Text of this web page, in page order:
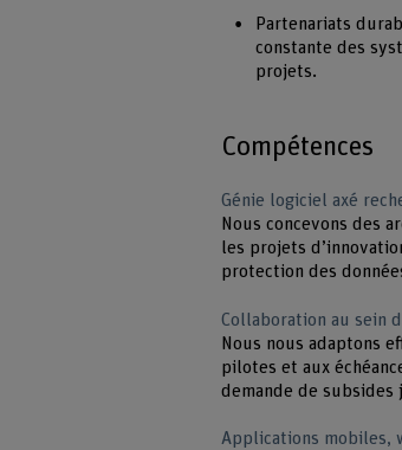
Partenariats
constante des
projets.
Compétences
Génie logiciel axé
Nous concevons des
les projets
protection des
Collaboration au sein
Nous nous adaptons
pilotes et aux
demande de subsides
Applications mobiles,